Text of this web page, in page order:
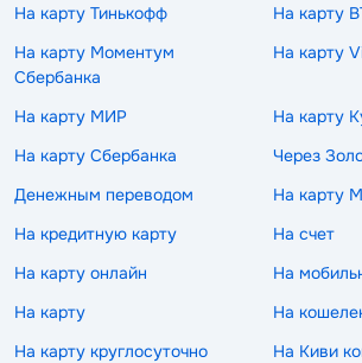
На карту Тинькофф
На карту
На карту Моментум
Сбербанка
На карту
На карту МИР
На карту
На карту Сбербанка
Через
Денежным переводом
На карту
На кредитную карту
На счет
На карту онлайн
На
На карту
На
На карту круглосуточно
На Киви